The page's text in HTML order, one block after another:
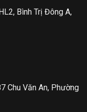
Bình Trị Đông A,
Chu Văn An, Phường